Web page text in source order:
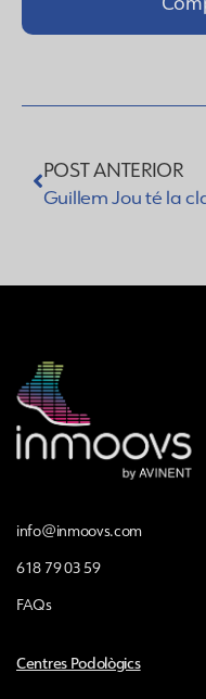
POST ANTERIOR
info@inmoovs.com
618 79 03 59
FAQs
Centres Podològics